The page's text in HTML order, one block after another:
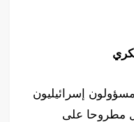
إسرائيليون
مطروحا على